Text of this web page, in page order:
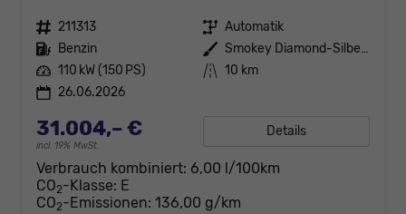
Fahrzeugnr. 211313 Getriebe Automatik
Kraftstoff Benzin Außenfarbe
Smokey Diamond-Silber Metallic
Leistung 110 kW (150 PS) Kilometerstand 10 km
26.06.2026
31.004,– €
incl. 19% MwSt.
Details
Verbrauch kombiniert: 6,00 l/100km
CO2-Klasse: E
CO2-Emissionen: 136,00 g/km